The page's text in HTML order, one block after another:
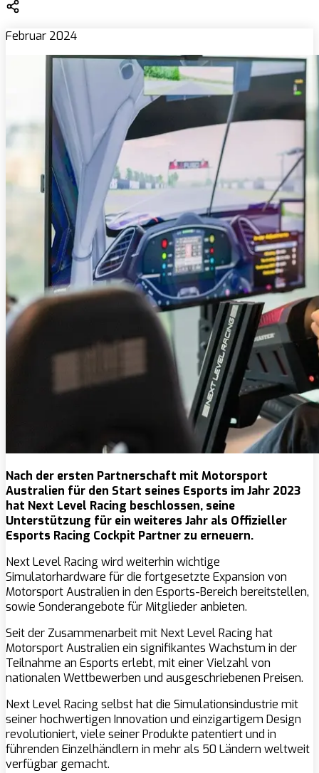
Februar 2024
Nach der ersten Partnerschaft mit Motorsport
Australien für den Start seines Esports im Jahr 2023
hat Next Level Racing beschlossen, seine
Unterstützung für ein weiteres Jahr als Offizieller
Esports Racing Cockpit Partner zu erneuern.
Next Level Racing wird weiterhin wichtige
Simulatorhardware für die fortgesetzte Expansion von
Motorsport Australien in den Esports-Bereich bereitstellen,
sowie Sonderangebote für Mitglieder anbieten.
Seit der Zusammenarbeit mit Next Level Racing hat
Motorsport Australien ein signifikantes Wachstum in der
Teilnahme an Esports erlebt, mit einer Vielzahl von
nationalen Wettbewerben und ausgeschriebenen Preisen.
Next Level Racing selbst hat die Simulationsindustrie mit
seiner hochwertigen Innovation und einzigartigem Design
revolutioniert, viele seiner Produkte patentiert und in
führenden Einzelhändlern in mehr als 50 Ländern weltweit
verfügbar gemacht.